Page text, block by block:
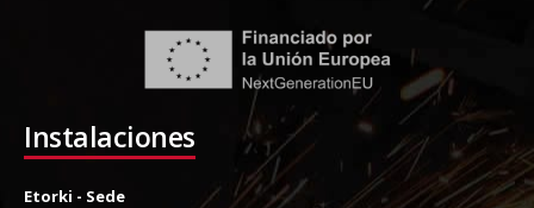
Instalaciones
Etorki - Sede